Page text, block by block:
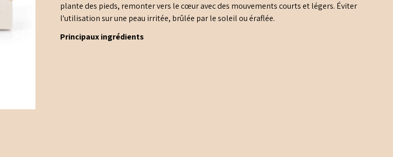
plante des pieds, remonter vers le cœur avec des mouvements courts et légers. Éviter
l'utilisation sur une peau irritée, brûlée par le soleil ou éraflée.
Principaux ingrédients